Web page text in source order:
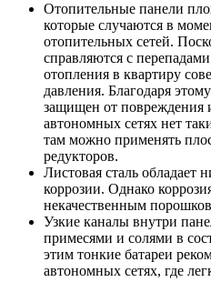
Отопительные панели
которые случаются в
отопительных сетей.
справляются с
отопления в квартиру
давления. Благодаря
защищен от повреждения
автономных сетях нет
там можно применять
редукторов.
Листовая сталь обладает
коррозии. Однако
некачественным
Узкие каналы внутри
примесями и солями в
этим тонкие батареи
автономных сетях, где